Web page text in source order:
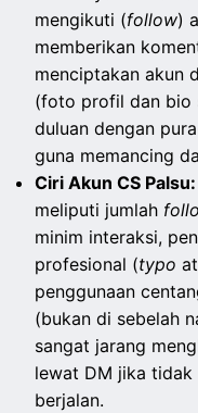
mengikuti (follow)
memberikan
menciptakan akun
(foto profil dan bio
duluan dengan
guna memancing
Ciri Akun CS Palsu:
meliputi jumlah
minim interaksi,
profesional (typo
penggunaan
(bukan di sebelah
sangat jarang
lewat DM jika tidak
berjalan.